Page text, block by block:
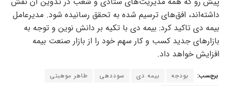
داشته‌اند، افق‌های ترسیم شده به تحقق رسانیده شود. مدیرعامل
بیمه دی تاکید کرد: بیمه دی با تکیه بر دانش نوین و توجه به
بازار‌های جدید کسب و کار سهم خود را از بازار صنعت بیمه
افزایش خواهد داد.
برچسب: بودجه بیمه دی سوددهی
طاهر موهبتی